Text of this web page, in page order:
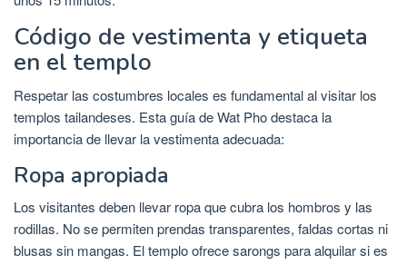
Código de vestimenta y etiqueta
en el templo
Respetar las costumbres locales es fundamental al visitar los
templos tailandeses. Esta guía de Wat Pho destaca la
importancia de llevar la vestimenta adecuada:
Ropa apropiada
Los visitantes deben llevar ropa que cubra los hombros y las
rodillas. No se permiten prendas transparentes, faldas cortas ni
blusas sin mangas. El templo ofrece sarongs para alquilar si es